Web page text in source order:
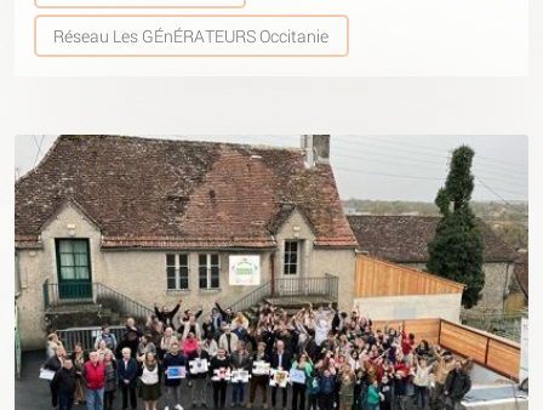
Réseau Les GÉnÉRATEURS Occitanie